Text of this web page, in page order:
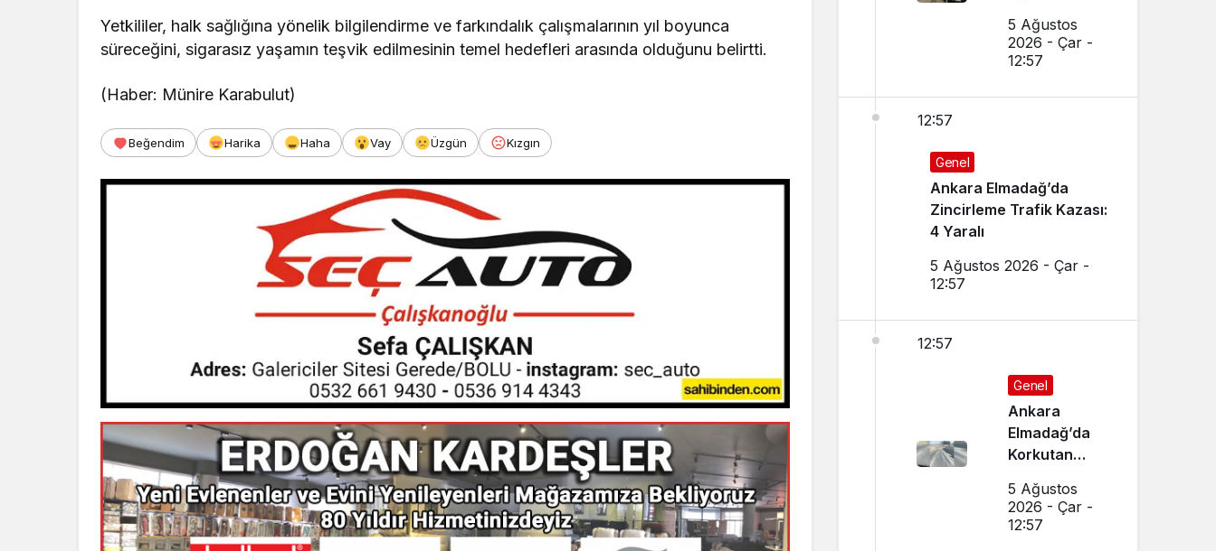
Yetkililer, halk sağlığına yönelik bilgilendirme ve farkındalık çalışmalarının yıl boyunca
süreceğini, sigarasız yaşamın teşvik edilmesinin temel hedefleri arasında olduğunu belirtti.
(Haber: Münire Karabulut)
Beğendim Harika Haha Vay Üzgün Kızgın
Ağır
Yaralandı
5 Ağustos
2026 - Çar -
12:57
12:57
Genel
Ankara Elmadağ’da
Zincirleme Trafik Kazası:
4 Yaralı
5 Ağustos 2026 - Çar -
12:57
12:57
Genel
Ankara
Elmadağ’da
Korkutan
Yangını
5 Ağustos
2026 - Çar -
12:57